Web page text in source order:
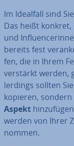
Im Idealfall sind
Das heißt konkret,
und
bereits fest
fen, die in Ihrem
verstärkt werden,
ler­dings sollten
kopieren,
Aspekt
werden von Ihrer
nom­men.